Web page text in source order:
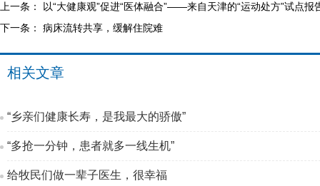
上一条：
以“大健康观”促进“医体融合”——来自天津的“运动处方”试点报
下一条： 病床流转共享，缓解住院难
相关文章
“乡亲们健康长寿，是我最大的骄傲”
“多抢一分钟，患者就多一线生机”
给牧民们做一辈子医生，很幸福